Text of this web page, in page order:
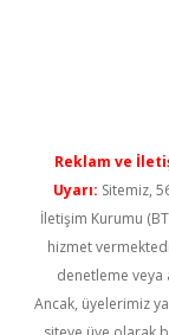
Reklam ve
Uyarı: Sitemiz,
İletişim Kurumu
hizmet
denetleme veya
Ancak, üyelerimiz